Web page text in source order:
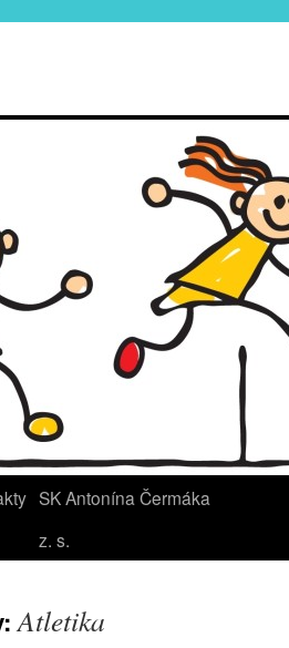
SK Antonína Čermáka
z. s.
Atletika